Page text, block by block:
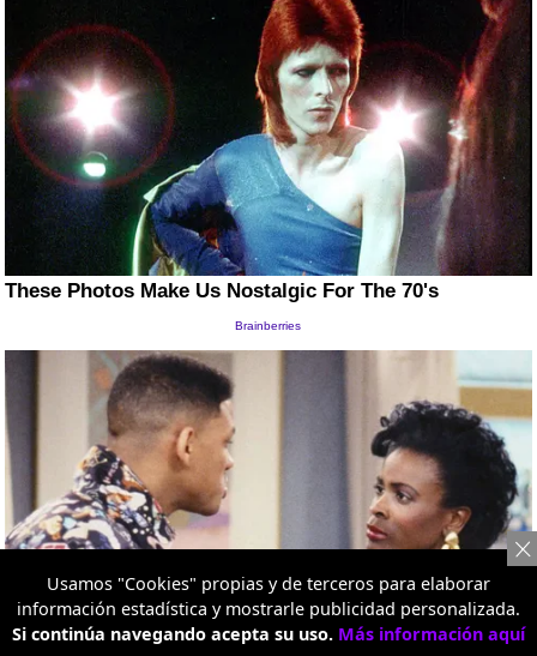
Usamos "Cookies" propias y de terceros para elaborar
información estadística y mostrarle publicidad personalizada.
Si continúa navegando acepta su uso. Más información aquí